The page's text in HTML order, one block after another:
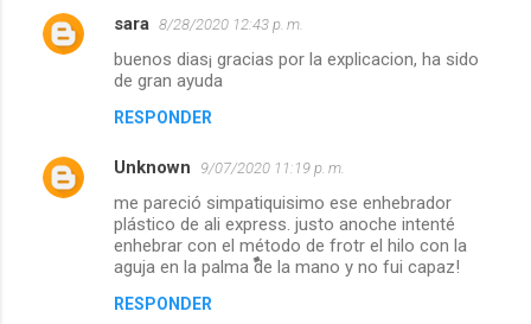
sara 8/28/2020 12:43 p. m.
buenos dias¡ gracias por la explicacion, ha sido
de gran ayuda
RESPONDER
Unknown 9/07/2020 11:19 p. m.
me pareció simpatiquisimo ese enhebrador
plástico de ali express. justo anoche intenté
enhebrar con el método de frotr el hilo con la
aguja en la palma de la mano y no fui capaz!
RESPONDER